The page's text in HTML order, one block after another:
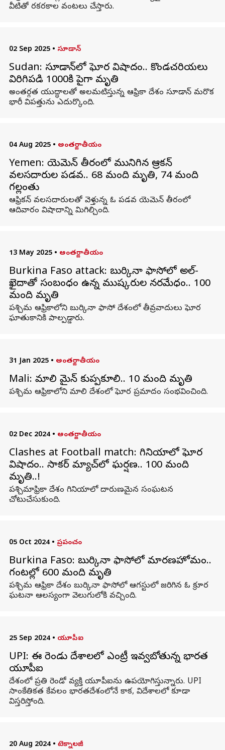
వీటితో రకరకాల వంటలు చేస్తారు.
02 Sep 2025 • సూడాన్
Sudan: సూడాన్‌లో ఘోర విషాదం.. కొండచరియలు
విరిగిపడి 1000కి పైగా మృతి
అంతర్గత యుద్ధాలతో అలమటిస్తున్న ఆఫ్రికా దేశం సూడాన్ మరొక
భారీ విపత్తును ఎదుర్కొంది.
04 Aug 2025 • అంతర్జాతీయం
Yemen: యెమెన్ తీరంలో మునిగిన ఆఫ్రికన్
వలసదారుల పడవ.. 68 మంది మృతి, 74 మంది
గల్లంతు
ఆఫ్రికన్ వలసదారులతో వెళ్తున్న ఓ పడవ యెమెన్ తీరంలో
ఆదివారం విషాదాన్ని మిగిల్చింది.
13 May 2025 • అంతర్జాతీయం
Burkina Faso attack: బుర్కినా ఫాసోలో అల్-
ఖైదాతో సంబంధం ఉన్న ముష్కరుల నరమేధం.. 100
మంది మృతి
పశ్చిమ ఆఫ్రికాలోని బుర్కినా ఫాసో దేశంలో తీవ్రవాదులు ఘోర
ఘాతుకానికి పాల్పడ్డారు.
31 Jan 2025 • అంతర్జాతీయం
Mali: మాలి మైన్ కుప్పకూలి.. 10 మంది మృతి
పశ్చిమ ఆఫ్రికాలోని మాలి దేశంలో ఘోర ప్రమాదం సంభవించింది.
02 Dec 2024 • అంతర్జాతీయం
Clashes at Football match: గినియాలో ఘోర
విషాదం.. సాకర్ మ్యాచ్‌లో ఘర్షణ.. 100 మంది
మృతి..!
పశ్చిమాఫ్రికా దేశం గినియాలో దారుణమైన సంఘటన
చోటుచేసుకుంది.
05 Oct 2024 • ప్రపంచం
Burkina Faso: బుర్కినా ఫాసోలో మారణహోమం..
గంటల్లో 600 మంది మృతి
పశ్చిమ ఆఫ్రికా దేశం బుర్కినా ఫాసోలో ఆగస్టులో జరిగిన ఓ క్రూర
ఘటనా ఆలస్యంగా వెలుగులోకి వచ్చింది.
25 Sep 2024 • యూపీఐ
UPI: ఈ రెండు దేశాలలో ఎంట్రీ ఇవ్వబోతున్న భారత
యూపీఐ
దేశంలో ప్రతి రెండో వ్యక్తి యూపీఐ ను ఉపయోగిస్తున్నారు. UPI
సాంకేతికత కేవలం భారతదేశంలోనే కాక, విదేశాలలో కూడా
విస్తరిస్తోంది.
20 Aug 2024 • టెక్నాలజీ